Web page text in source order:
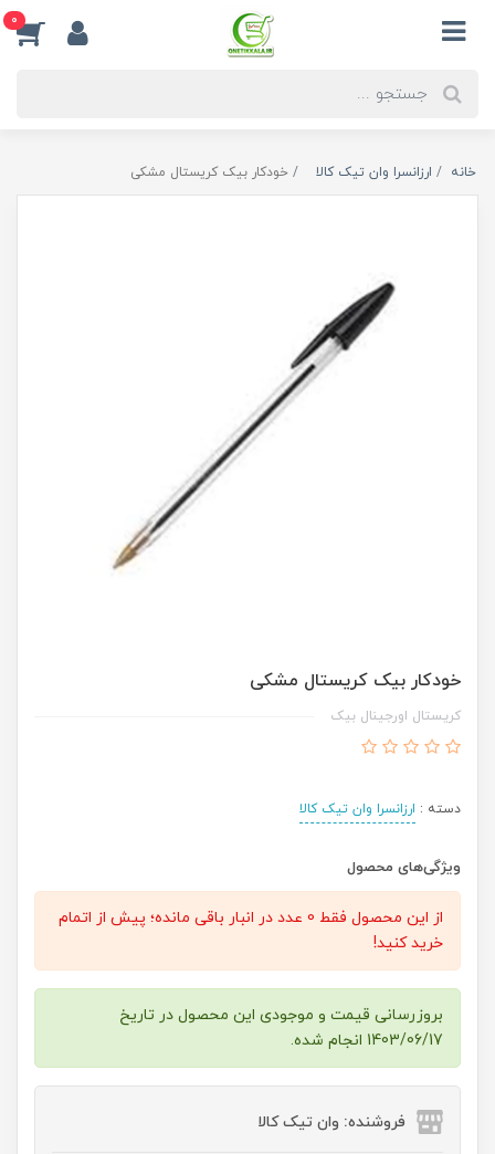
0
خانه ارزانسرا وان تیک کالا خودکار بیک کریستال مشکی
خودکار بیک کریستال مشکی
کریستال اورجینال بیک
دسته : ارزانسرا وان تیک کالا
ویژگی‌های محصول
از این محصول فقط 0 عدد در انبار باقی مانده؛ پیش از اتمام
خرید کنید!
بروزرسانی قیمت و موجودی این محصول در تاریخ
1403/06/17 انجام شده.
فروشنده: وان تیک کالا